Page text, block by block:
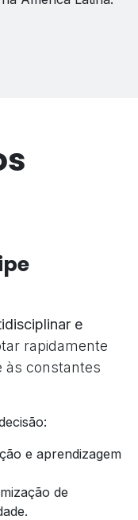
e
rapidamente
às constantes
e aprendizagem
de